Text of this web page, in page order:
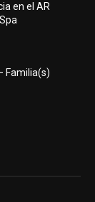
en el AR
Familia(s)